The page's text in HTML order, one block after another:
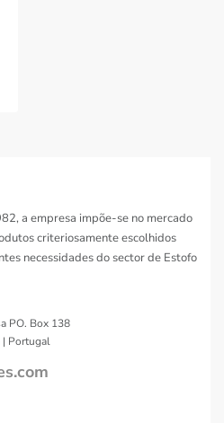
a empresa impõe-se no mercado
criteriosamente escolhidos
necessidades do sector de Estofo
PO. Box 138
| Portugal